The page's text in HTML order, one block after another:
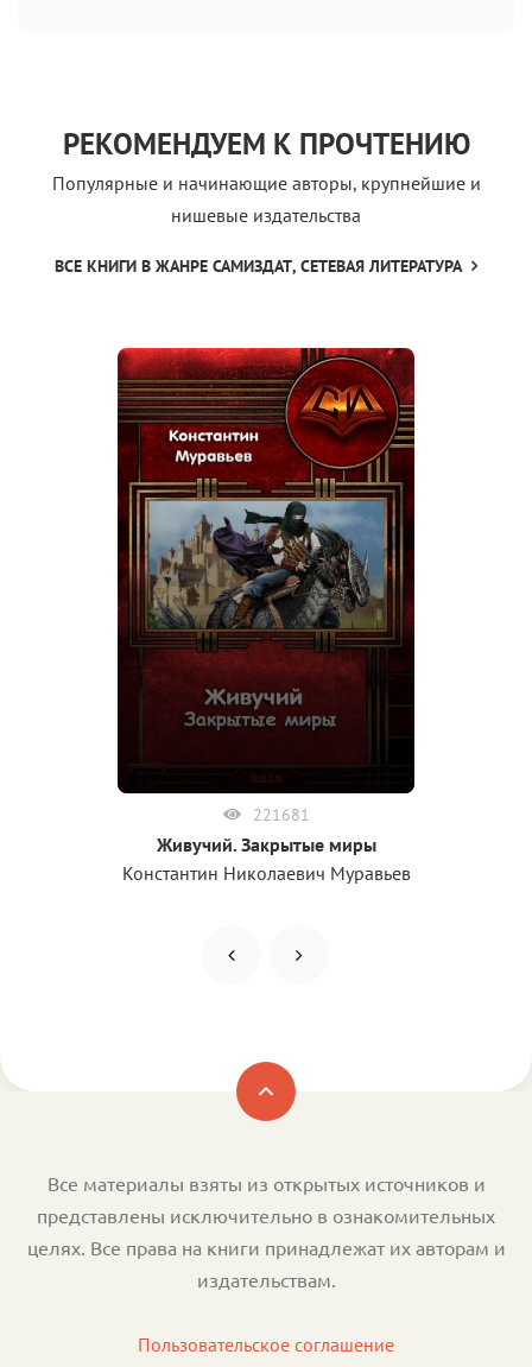
РЕКОМЕНДУЕМ К ПРОЧТЕНИЮ
Популярные и начинающие авторы, крупнейшие и
нишевые издательства
ВСЕ КНИГИ В ЖАНРЕ САМИЗДАТ, СЕТЕВАЯ ЛИТЕРАТУРА
221681
Живучий. Закрытые миры
Константин Николаевич Муравьев
Все материалы взяты из открытых источников и
представлены исключительно в ознакомительных
целях. Все права на книги принадлежат их авторам и
издательствам.
Пользовательское соглашение